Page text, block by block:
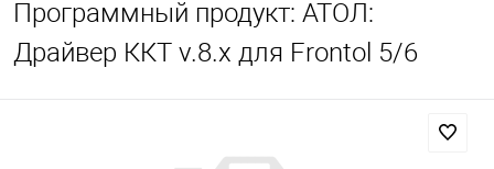
Программный продукт: АТОЛ:
Драйвер ККТ v.8.x для Frontol 5/6